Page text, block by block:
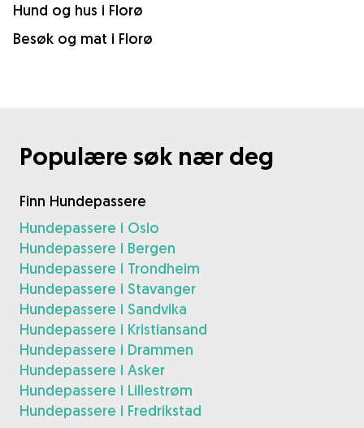
Hund og hus i Florø
Besøk og mat i Florø
Populære søk nær deg
Finn Hundepassere
Hundepassere i Oslo
Hundepassere i Bergen
Hundepassere i Trondheim
Hundepassere i Stavanger
Hundepassere i Sandvika
Hundepassere i Kristiansand
Hundepassere i Drammen
Hundepassere i Asker
Hundepassere i Lillestrøm
Hundepassere i Fredrikstad